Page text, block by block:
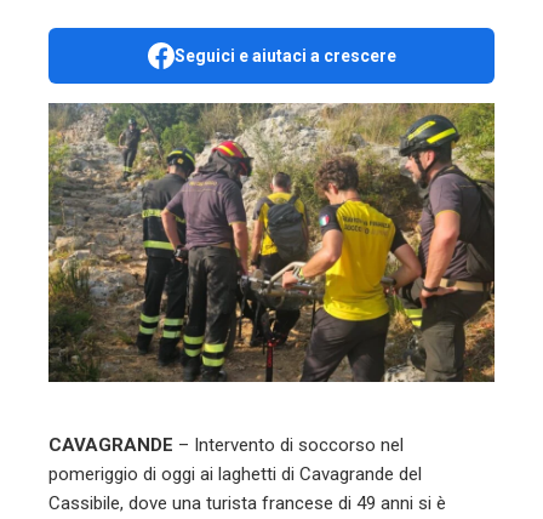
Seguici e aiutaci a crescere
CAVAGRANDE – Intervento di soccorso nel
pomeriggio di oggi ai laghetti di Cavagrande del
Cassibile, dove una turista francese di 49 anni si è